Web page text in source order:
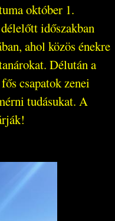
október 1.
időszakban
ahol közös énekre
Délután a
csapatok zenei
tudásukat. A